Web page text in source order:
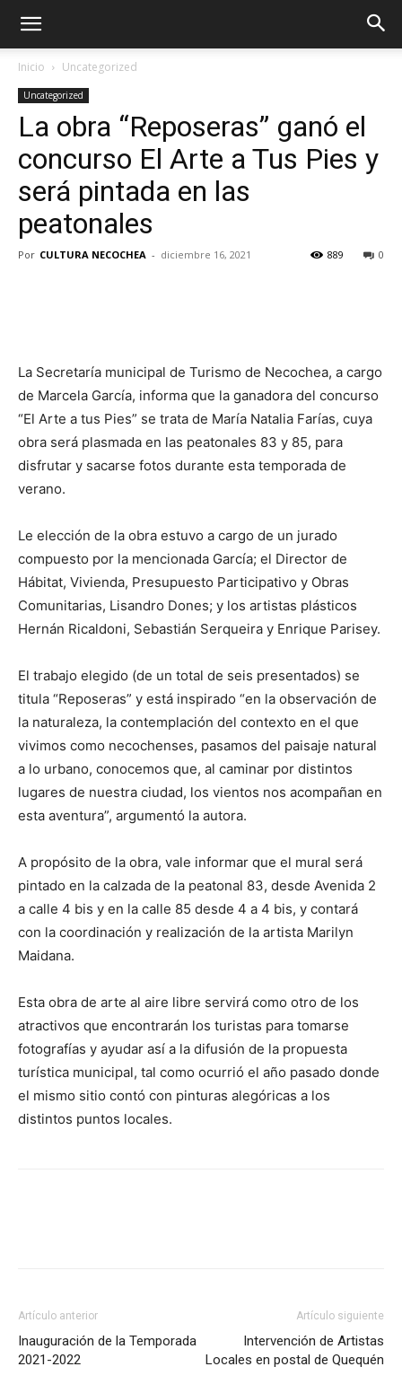
Inicio Uncategorized
Uncategorized
La obra “Reposeras” ganó el
concurso El Arte a Tus Pies y
será pintada en las
peatonales
Por CULTURA NECOCHEA - diciembre 16, 2021 0
889
La Secretaría municipal de Turismo de Necochea, a cargo
de Marcela García, informa que la ganadora del concurso
“El Arte a tus Pies” se trata de María Natalia Farías, cuya
obra será plasmada en las peatonales 83 y 85, para
disfrutar y sacarse fotos durante esta temporada de
verano.
Le elección de la obra estuvo a cargo de un jurado
compuesto por la mencionada García; el Director de
Hábitat, Vivienda, Presupuesto Participativo y Obras
Comunitarias, Lisandro Dones; y los artistas plásticos
Hernán Ricaldoni, Sebastián Serqueira y Enrique Parisey.
El trabajo elegido (de un total de seis presentados) se
titula “Reposeras” y está inspirado “en la observación de
la naturaleza, la contemplación del contexto en el que
vivimos como necochenses, pasamos del paisaje natural
a lo urbano, conocemos que, al caminar por distintos
lugares de nuestra ciudad, los vientos nos acompañan en
esta aventura”, argumentó la autora.
A propósito de la obra, vale informar que el mural será
pintado en la calzada de la peatonal 83, desde Avenida 2
a calle 4 bis y en la calle 85 desde 4 a 4 bis, y contará
con la coordinación y realización de la artista Marilyn
Maidana.
Esta obra de arte al aire libre servirá como otro de los
atractivos que encontrarán los turistas para tomarse
fotografías y ayudar así a la difusión de la propuesta
turística municipal, tal como ocurrió el año pasado donde
el mismo sitio contó con pinturas alegóricas a los
distintos puntos locales.
Artículo anterior
Inauguración de la Temporada
2021-2022
Artículo siguiente
Intervención de Artistas
Locales en postal de Quequén